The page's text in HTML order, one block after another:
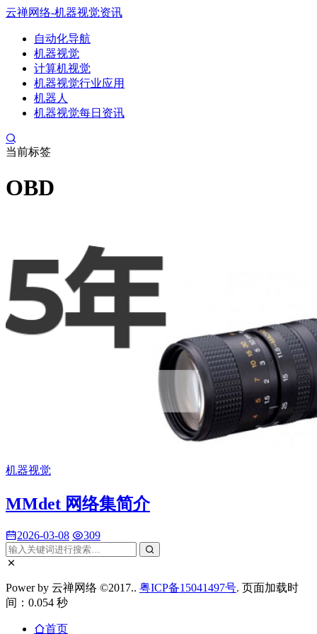
云禅网络-机器视觉资讯
自动化导航
机器视觉
计算机视觉
机器视觉行业应用
机器人
机器视觉每日资讯
当前标签
OBD
机器视觉
MMdet 网络集简介
2026-03-08 309
Power by 云禅网络 ©2017.. 粤ICP备15041497号. 页面加载时
间：0.054 秒
首页